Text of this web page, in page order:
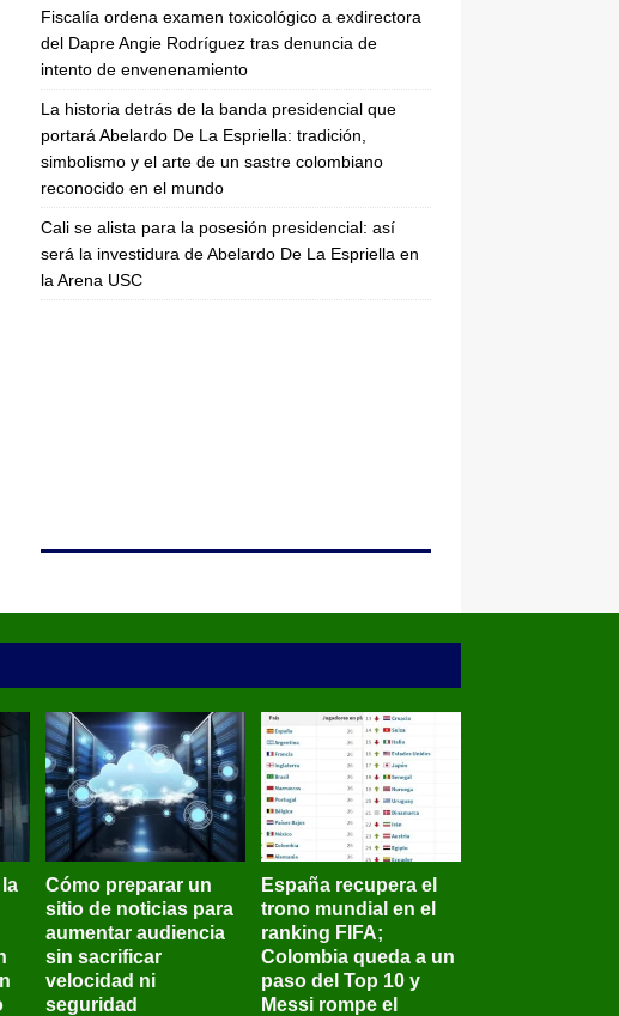
Fiscalía ordena examen toxicológico a exdirectora
del Dapre Angie Rodríguez tras denuncia de
intento de envenenamiento
La historia detrás de la banda presidencial que
portará Abelardo De La Espriella: tradición,
simbolismo y el arte de un sastre colombiano
reconocido en el mundo
Cali se alista para la posesión presidencial: así
será la investidura de Abelardo De La Espriella en
la Arena USC
Cómo preparar un
sitio de noticias para
aumentar audiencia
sin sacrificar
velocidad ni
seguridad
España recupera el
trono mundial en el
ranking FIFA;
Colombia queda a un
paso del Top 10 y
Messi rompe el